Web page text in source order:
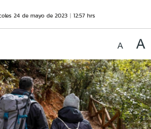
24 de mayo de 2023 12:57 hrs